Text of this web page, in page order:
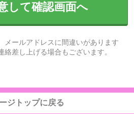
して確認画面へ
ールアドレスに間違いがあります
差し上げる場合もございます。
ジトップに戻る